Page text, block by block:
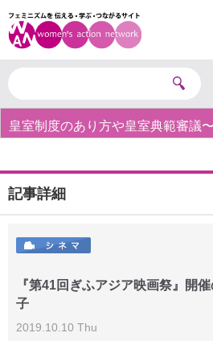
皇室制度のあり方や皇室典範審議
記事詳細
『第41回ぎふアジア映画祭』
子
2019.10.10 Thu